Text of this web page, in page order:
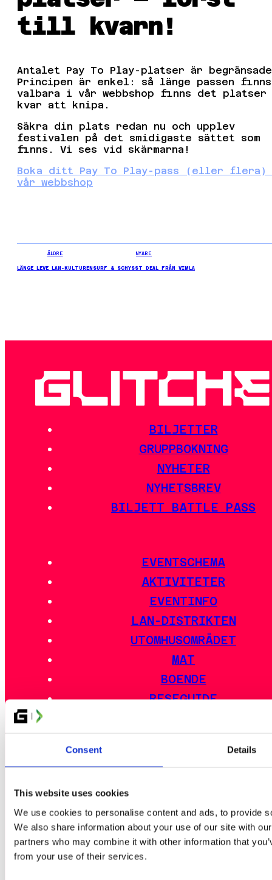
Consent Details
This website uses cookies
We use cookies to personalise content and ads, to provide
We also share information about your use of our site with
partners who may combine it with other information that
from your use of their services.
till kvarn!
Antalet Pay To Play-platser är
Principen är enkel: så länge passen finns
valbara i vår webbshop finns det platser
kvar att knipa.
Säkra din plats redan nu och upplev
festivalen på det smidigaste sättet som
finns. Vi ses vid skärmarna!
Boka ditt Pay To Play-pass (eller
vår webbshop
ÄLDRE
LÄNGE LEVE LAN-KULTUREN
NYARE
SURF & SCHYSST DEAL FRÅN VIMLA
BILJETTER
GRUPPBOKNING
NYHETER
NYHETSBREV
BILJETT BATTLE PASS
EVENTSCHEMA
AKTIVITETER
EVENTINFO
LAN-DISTRIKTEN
UTOMHUSOMRÅDET
MAT
BOENDE
RESEGUIDE
GLITCHED CARD FESTIVAL
ARTIST ALLEY